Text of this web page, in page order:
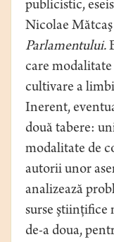
publicistic,
Nicolae
Parlamentului.
care
cultivare a
Inerent,
două tabere:
modalitate de
autorii unor
analizează
surse ştiinţiﬁce
de-a doua,